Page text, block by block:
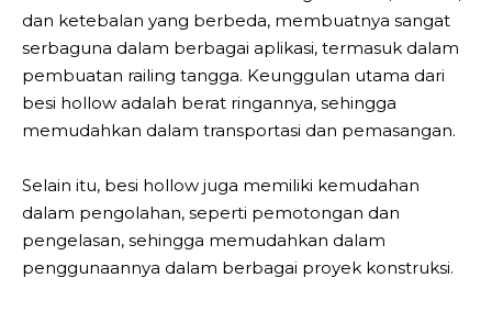
dan ketebalan yang berbeda, membuatnya sangat
serbaguna dalam berbagai aplikasi, termasuk dalam
pembuatan railing tangga. Keunggulan utama dari
besi hollow adalah berat ringannya, sehingga
memudahkan dalam transportasi dan pemasangan.
Selain itu, besi hollow juga memiliki kemudahan
dalam pengolahan, seperti pemotongan dan
pengelasan, sehingga memudahkan dalam
penggunaannya dalam berbagai proyek konstruksi.